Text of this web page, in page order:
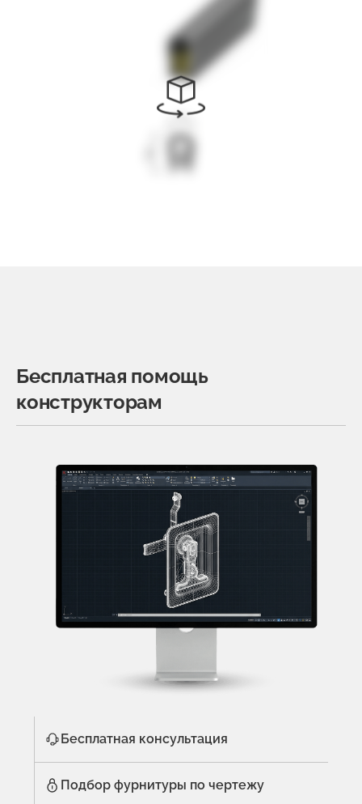
Бесплатная помощь
конструкторам
Бесплатная консультация
Подбор фурнитуры по чертежу